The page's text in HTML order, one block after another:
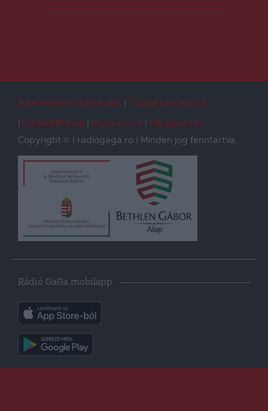
Adatvédelmi nyilatkozat
Cookie szabályzat
Sütibeállítások
Impresszum
Hibajelentés
Copyright © | radiogaga.ro | Minden jog fenntartva.
Rádió GaGa mobilapp